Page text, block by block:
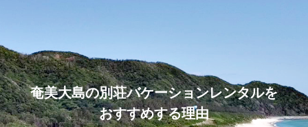
奄美大島の別荘バケーションレンタルを
おすすめする理由